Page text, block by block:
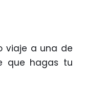
viaje a una de
que hagas tu